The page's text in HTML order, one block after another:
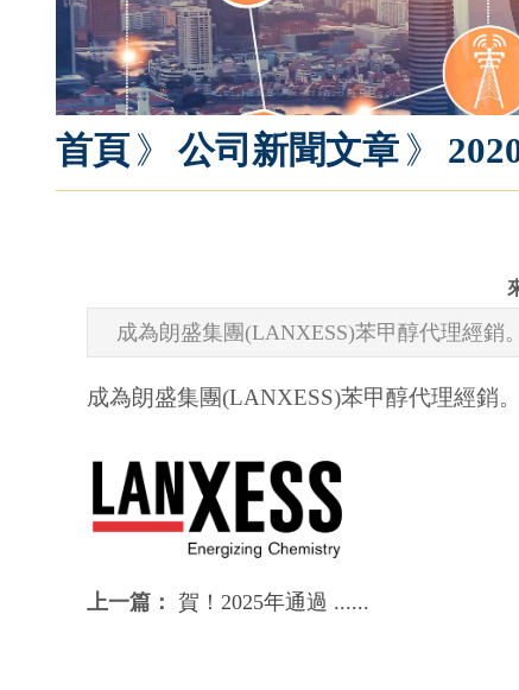
首頁 》 公司新聞文章 》
成為朗盛集團(LANXESS)苯甲醇代理經銷。
成為朗盛集團(LANXESS)苯甲醇代理經銷。
上一篇： 賀！2025年通過 ......